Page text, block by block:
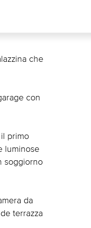
che
con
primo
luminose
soggiorno
da
terrazza